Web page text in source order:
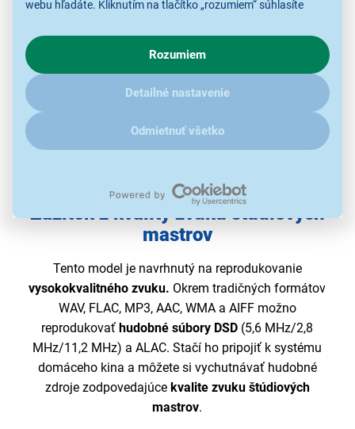
webu hľadáte. Kliknutím na tlačítko „rozumiem“ súhlasíte
o chovaní na webe pre zobrazovaní cielených reklám.
V prípade že vás zaujímajú detaily, ako u nás s cookies a
ďalšími údaji pracujeme, kliknitesem.
Rozumiem
Detailné nastavenie
Odmietnuť všetko
Zážitok z kvality zvuku štúdiových
mastrov
Tento model je navrhnutý na reprodukovanie
vysokokvalitného zvuku. Okrem tradičných formátov
WAV, FLAC, MP3, AAC, WMA a AIFF možno
reprodukovať hudobné súbory DSD (5,6 MHz/2,8
MHz/11,2 MHz) a ALAC. Stačí ho pripojiť k systému
domáceho kina a môžete si vychutnávať hudobné
zdroje zodpovedajúcekvalite zvuku štúdiových
mastrov.